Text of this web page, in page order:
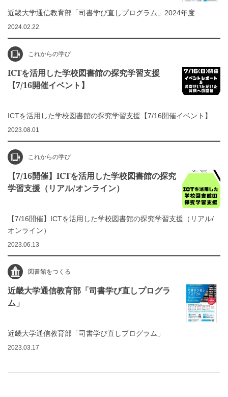
近畿大学通信教育部「司書学び直しプログラム」2024年度
2024.02.22
これからの学び
ICTを活用した学校図書館の探究学習支援
【7/16開催イベント】
ICTを活用した学校図書館の探究学習支援【7/16開催イベント】
2023.08.01
これからの学び
【7/16開催】ICTを活用した学校図書館の探究
学習支援（リアル/オンライン）
【7/16開催】ICTを活用した学校図書館の探究学習支援（リアル/
オンライン）
2023.06.13
図書館をつくる
近畿大学通信教育部「司書学び直しプログラ
ム」
近畿大学通信教育部「司書学び直しプログラム」
2023.03.17